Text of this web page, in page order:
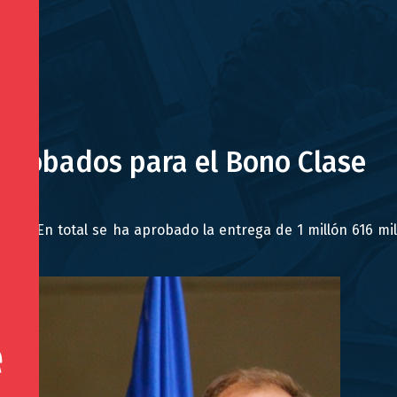
para el Bono Clase
En total se ha aprobado la entrega de 1 millón 616 mil